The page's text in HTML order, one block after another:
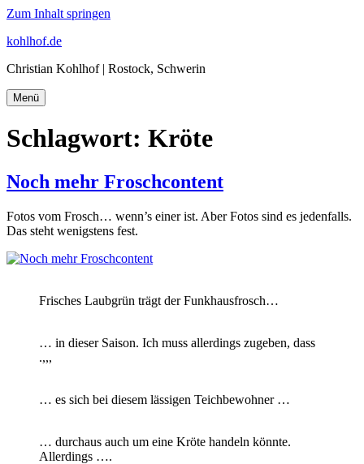
Zum Inhalt springen
kohlhof.de
Christian Kohlhof | Rostock, Schwerin
Menü
Schlagwort: Kröte
Noch mehr Froschcontent
Fotos vom Frosch… wenn’s einer ist. Aber Fotos sind es jedenfalls.
Das steht wenigstens fest.
Frisches Laubgrün trägt der Funkhausfrosch…
… in dieser Saison. Ich muss allerdings zugeben, dass
.,,,
… es sich bei diesem lässigen Teichbewohner …
… durchaus auch um eine Kröte handeln könnte.
Allerdings ….